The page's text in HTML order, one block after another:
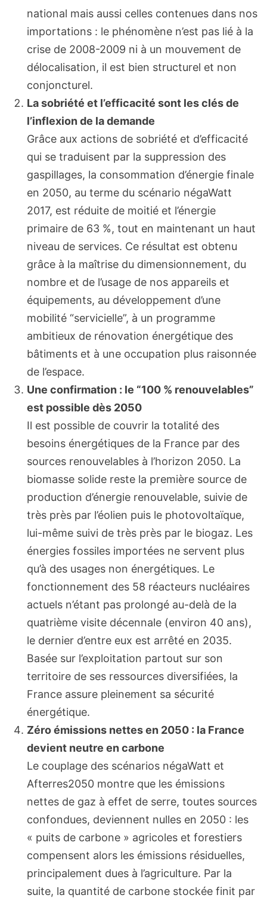
national mais aussi celles contenues dans nos
importations : le phénomène n’est pas lié à la
crise de 2008-2009 ni à un mouvement de
délocalisation, il est bien structurel et non
conjoncturel.
La sobriété et l’efficacité sont les clés de
l’inflexion de la demande
Grâce aux actions de sobriété et d’efficacité
qui se traduisent par la suppression des
gaspillages, la consommation d’énergie finale
en 2050, au terme du scénario négaWatt
2017, est réduite de moitié et l’énergie
primaire de 63 %, tout en maintenant un haut
niveau de services. Ce résultat est obtenu
grâce à la maîtrise du dimensionnement, du
nombre et de l’usage de nos appareils et
équipements, au développement d’une
mobilité “servicielle”, à un programme
ambitieux de rénovation énergétique des
bâtiments et à une occupation plus raisonnée
de l’espace.
Une confirmation : le “100 % renouvelables”
est possible dès 2050
Il est possible de couvrir la totalité des
besoins énergétiques de la France par des
sources renouvelables à l’horizon 2050. La
biomasse solide reste la première source de
production d’énergie renouvelable, suivie de
très près par l’éolien puis le photovoltaïque,
lui-même suivi de très près par le biogaz. Les
énergies fossiles importées ne servent plus
qu’à des usages non énergétiques. Le
fonctionnement des 58 réacteurs nucléaires
actuels n’étant pas prolongé au-delà de la
quatrième visite décennale (environ 40 ans),
le dernier d’entre eux est arrêté en 2035.
Basée sur l’exploitation partout sur son
territoire de ses ressources diversifiées, la
France assure pleinement sa sécurité
énergétique.
Zéro émissions nettes en 2050 : la France
devient neutre en carbone
Le couplage des scénarios négaWatt et
Afterres2050 montre que les émissions
nettes de gaz à effet de serre, toutes sources
confondues, deviennent nulles en 2050 : les
« puits de carbone » agricoles et forestiers
compensent alors les émissions résiduelles,
principalement dues à l’agriculture. Par la
suite, la quantité de carbone stockée finit par